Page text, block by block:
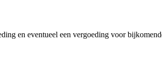
en eventueel een vergoeding voor